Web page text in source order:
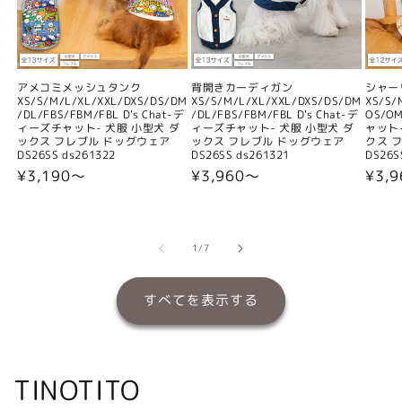
アメコミメッシュタンク
XS/S/M/L/XL/XXL/DXS/DS/DM
/DL/FBS/FBM/FBL D's Chat-デ
ィーズチャット- 犬服 小型犬 ダ
ックス フレブル ドッグウェア
DS26SS ds261322
通
¥3,190〜
背開きカーディガン
XS/S/M/L/XL/XXL/DXS/DS/DM
/DL/FBS/FBM/FBL D's Chat-デ
ィーズチャット- 犬服 小型犬 ダ
ックス フレブル ドッグウェア
DS26SS ds261321
通
¥3,960〜
シャ
XS/
OS/
ャッ
クス
通
1/の
7
すべてを表示する
TINOTITO